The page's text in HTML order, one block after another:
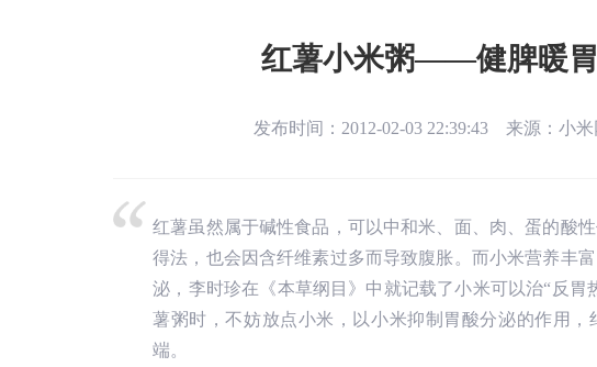
红薯小米粥——健脾暖
发布时间：2012-02-03 22:39:43 来源： 小米
红薯虽然属于碱性食品，可以中和米、面、肉、蛋的酸
得法，也会因含纤维素过多而导致腹胀。而小米营养丰
泌，李时珍在《本草纲目》中就记载了小米可以治“反胃
薯粥时，不妨放点小米，以小米抑制胃酸分泌的作用
端。